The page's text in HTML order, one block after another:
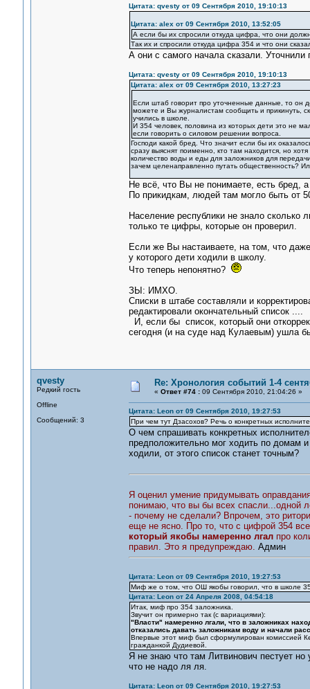
Цитата: qvesty от 09 Сентября 2010, 19:10:13
Цитата: alex от 09 Сентября 2010, 13:52:05
А если бы их спросили откуда цифра, что они
Так их и спросили откуда цифра 354 и что они
А они с самого начала сказали.
Цитата: qvesty от 09 Сентября 2010, 19:10:13
Цитата: alex от 09 Сентября 2010, 13:27:23
Если штаб говорит про уточненные данные, то он
можете и Вы журналистам сообщить и прикинуть,
учились в школе.
И 354 человек, половина из которых дети это не
если говорить о силовом решении вопроса.
Господи какой бред. Что значит если бы их
сразу выяснят поименно, кто там находится, но
количество воды и еды для заложников для
зачем целенаправленно путать общественность?
Не всё, что Вы не понимаете, есть бред,
По прикидкам, людей там могло быть от
Население республики не знало
только те цифры, которые он проверил.
Если же Вы настаиваете, на том, что
у которого дети ходили в школу.
Что теперь непонятно?
ЗЫ: ИМХО.
Списки в штабе составляли и
редактировали окончательный список ....
И, если бы список, который они
сегодня (и на суде над Кулаевым) ушла
qvesty
Редкий гость
Offline
Сообщений: 3
Re: Хронология событий 1-4
« Ответ #74 :09 Сентября 2010, 21:04:26 »
Цитата: Leon от 09 Сентября 2010, 19:27:53
При чем тут Дзасохов? Речь о конкретных
О чем спрашивать конкретных
предположительно мог ходить по домам
ходили, от этого список станет точным?
Я оценил умение придумывать
понимаю, что вы бы всех спасли...одной
- почему не сделали? Впрочем, это
еще не ясно. Про то, что с цифрой 354
который якобы намеренно лгалпро
правил. Это я предупреждаю. Админ
Цитата: Leon от 09 Сентября 2010, 19:27:53
Миф же о том, что ОШ якобы говорил, что в школе
Цитата: Leon от 24 Апреля 2008, 04:54:18
Итак, миф про 354 заложника.
Звучит он примерно так (с вариациями):
"Власти" намеренно лгали, что в заложниках
отказались давать заложникам воду и начали
Впервые этот миф был сформулирован комиссией
гражданкой Дудиевой.
Я не знаю что там Литвинович пестует
что не надо ля ля.
Цитата: Leon от 09 Сентября 2010, 19:27:53